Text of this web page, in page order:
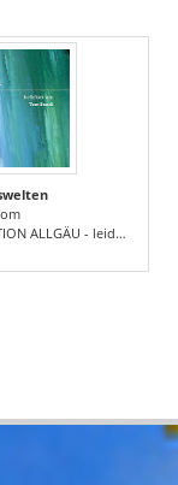
- leider nicht mehr existent!